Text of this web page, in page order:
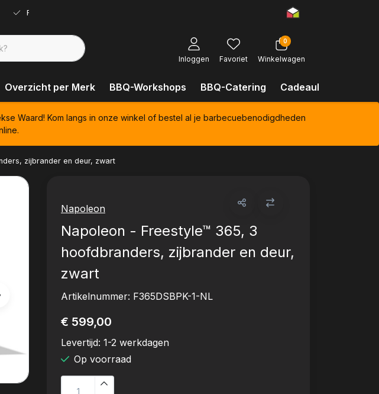
Ruim assortiment!
Inloggen Favoriet
0
Winkelwagen
Overzicht per Merk BBQ-Workshops BBQ-Catering Cadeaubonnen
Waard! Kom langs in onze winkel of bestel al je barbecuebenodigdheden
zijbrander en deur, zwart
Napoleon
Napoleon - Freestyle™ 365, 3
hoofdbranders, zijbrander en deur,
zwart
Artikelnummer: F365DSBPK-1-NL
€ 599,00
Levertijd: 1-2 werkdagen
Op voorraad